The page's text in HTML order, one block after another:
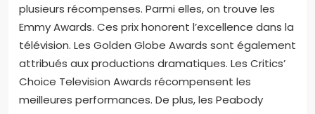
Quelles récompenses sont
attribuées aux chaînes de
films dramatiques?